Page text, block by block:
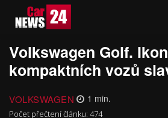
Volkswagen Golf.
kompaktních vozů
VOLKSWAGEN 1 min.
Počet přečtení článku: 474